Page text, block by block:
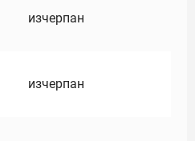
изчерпан
изчерпан